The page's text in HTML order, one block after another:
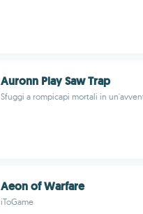
Auronn Play Saw Trap
Sfuggi a rompicapi mortali in
Aeon of Warfare
iToGame